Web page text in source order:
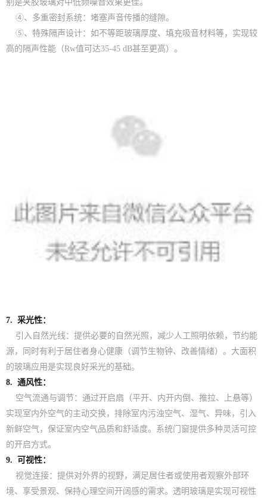
别是夹胶玻璃对中低频噪音效果更佳。
④、多重密封系统：堵塞声音传播的缝隙。
⑤、特殊隔声设计：如不等距玻璃厚度、填充吸音材料等，实现较
高的隔声性能（Rw值可达35-45 dB甚至更高）。
7. 采光性：
引入自然光线：提供必要的自然光照，减少人工照明依赖，节约能
源，同时有利于居住者身心健康（调节生物钟、改善情绪）。大面积
的玻璃应用是实现良好采光的基础。
8. 通风性：
空气流通与调节：通过开启扇（平开、内开内倒、推拉、上悬等）
实现室内外空气的主动交换，排除室内污浊空气、湿气、异味，引入
新鲜空气，保证室内空气品质和舒适度。系统门窗提供多种灵活可控
的开启方式。
9. 可视性：
视觉连接：提供对外界的视野，满足居住者或使用者观察外部环
境、享受景观、保持心理空间开阔感的需求。透明玻璃是实现可视性